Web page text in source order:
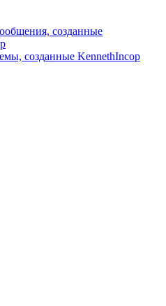
созданные
созданные KennethIncop